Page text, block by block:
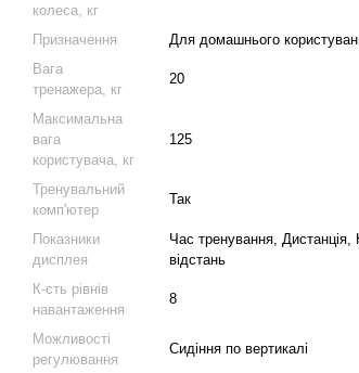
колеса, кг
Призначення
Для домашнього
Вага
тренажера, кг
20
Максимальна
вага
користувача, кг
125
Тренувальний
комп'ютер
Так
Показники
дисплея
Час тренування,
відстань
К-сть рівнів
навантаження
8
Можливості
регулювання
Сидіння по вертикалі